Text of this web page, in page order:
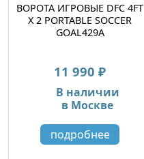
ВОРОТА ИГРОВЫЕ DFC 4FT
Х 2 PORTABLE SOCCER
GOAL429A
11 990 ₽
В наличии
в Москве
подробнее